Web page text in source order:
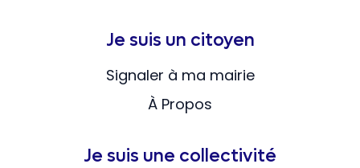
Je suis un citoyen
Signaler à ma mairie
À Propos
Je suis une collectivité